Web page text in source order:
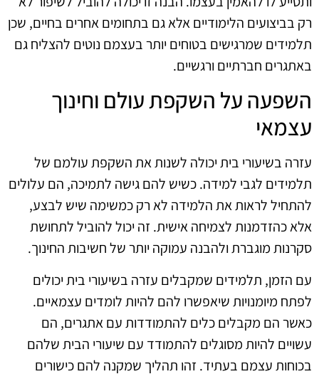
רק בביצועים הלימודיים אלא גם בתחומים אחרים בחיים, שכן
תלמידים שמרגישים בטוחים יותר בעצמם נוטים להצליח גם
באתגרים חברתיים ורגשיים.
השפעה על השקפת עולם וחינוך
עצמאי
עזרה בשיעורי בית יכולה לשנות את השקפת עולמם של
תלמידים לגבי למידה. כשיש להם גישה לתמיכה, הם עלולים
להתחיל לראות את הלמידה לא רק כמשימה שיש לבצע,
אלא כהזדמנות לצמיחה אישית. זה יכול להוביל לתחושת
סקרנות מוגברת ולהבנה עמוקה יותר של חשיבות החינוך.
עם הזמן, תלמידים שמקבלים עזרה בשיעורי בית יכולים
לפתח מיומנויות שיאפשרו להם להיות לומדים עצמאיים.
כאשר הם מקבלים כלים להתמודדות עם אתגרים, הם
עשויים להיות מסוגלים להתמודד עם שיעורי הבית שלהם
בכוחות עצמם בעתיד. זהו תהליך שמקנה להם כישורים